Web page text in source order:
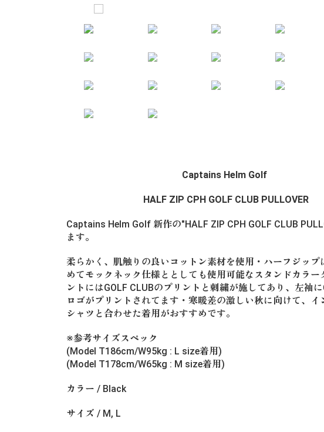
Captains Helm Golf
HALF ZIP CPH GOLF CLUB PULLOVER
Captains Helm Golf 新作の"HALF ZIP CPH GOLF CLUB
ます。
柔らかく、肌触りの良いコットン素材を使用・ハーフジップ
めてモックネック仕様ととしても使用可能なスタンドカラー
ントにはGOLF CLUBのプリントと刺繍が施してあり、左袖
ロゴがプリントされてます・寒暖差の激しい秋に向けて、イ
シャツと合わせた着用がおすすめです。
※参考サイズスペック
(Model T186cm/W95kg : L size着用)
(Model T178cm/W65kg : M size着用)
カラー / Black
サイズ / M, L